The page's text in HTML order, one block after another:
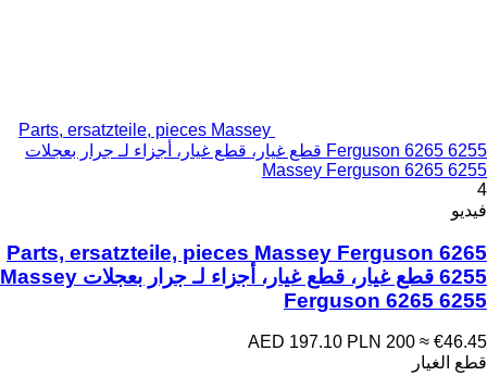
Parts, ersatzteile, pieces Massey
Ferguson 6265 6255 قطع غيار، قطع غيار، أجزاء لـ جرار بعجلات
Massey Ferguson 6265 6255
4
فيديو
Parts, ersatzteile, pieces Massey Ferguson 6265
6255 قطع غيار، قطع غيار، أجزاء لـ جرار بعجلات Massey
Ferguson 6265 6255
AED 197.10 PLN 200 ≈ €46.45
قطع الغيار